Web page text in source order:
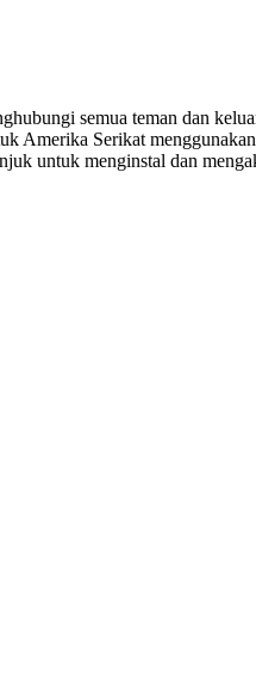
semua teman dan
Amerika Serikat
untuk menginstal dan